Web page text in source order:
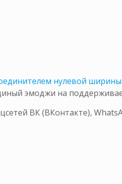
нулевой ширины
эмоджи на
ВК (ВКонтакте),